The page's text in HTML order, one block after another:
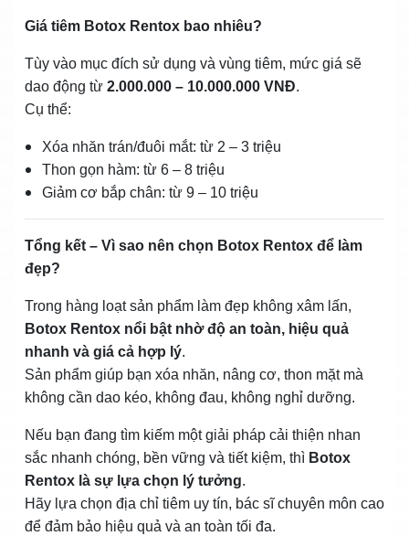
Giá tiêm Botox Rentox bao nhiêu?
Tùy vào mục đích sử dụng và vùng tiêm, mức giá sẽ
dao động từ 2.000.000 – 10.000.000 VNĐ.
Cụ thể:
Xóa nhăn trán/đuôi mắt: từ 2 – 3 triệu
Thon gọn hàm: từ 6 – 8 triệu
Giảm cơ bắp chân: từ 9 – 10 triệu
Tổng kết – Vì sao nên chọn Botox Rentox để làm
đẹp?
Trong hàng loạt sản phẩm làm đẹp không xâm lấn,
Botox Rentox nổi bật nhờ độ an toàn, hiệu quả
nhanh và giá cả hợp lý.
Sản phẩm giúp bạn xóa nhăn, nâng cơ, thon mặt mà
không cần dao kéo, không đau, không nghỉ dưỡng.
Nếu bạn đang tìm kiếm một giải pháp cải thiện nhan
sắc nhanh chóng, bền vững và tiết kiệm, thì Botox
Rentox là sự lựa chọn lý tưởng.
Hãy lựa chọn địa chỉ tiêm uy tín, bác sĩ chuyên môn cao
để đảm bảo hiệu quả và an toàn tối đa.